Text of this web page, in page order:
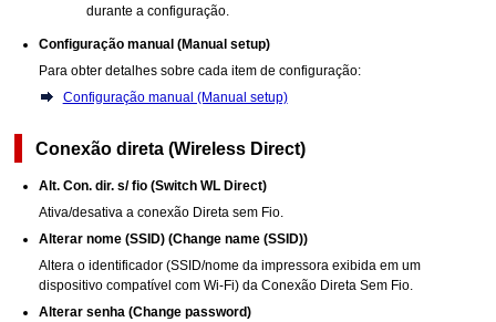
durante a configuração.
Configuração manual (Manual setup)
Para obter detalhes sobre cada item de configuração:
Configuração manual (Manual setup)
Conexão direta (Wireless Direct)
Alt. Con. dir. s/ fio (Switch WL Direct)
Ativa/desativa a conexão Direta sem Fio.
Alterar nome (SSID) (Change name (SSID))
Altera o identificador (SSID/nome daimpressora exibida em um
dispositivo compatível comWi-Fi) da Conexão Direta Sem Fio.
Alterar senha (Change password)